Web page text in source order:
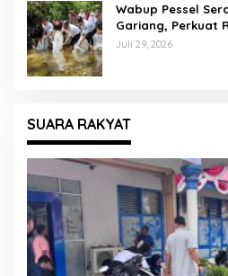
Wabup Pessel
Gariang, Perkuat
demi Kelestarian
Juli 29, 2026
SUARA RAKYAT